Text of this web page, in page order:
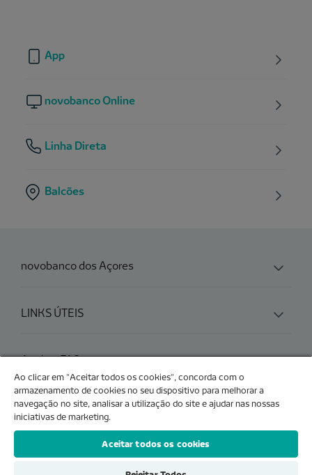
App
novobanco Online
Linha Direta
Balcões
novobanco dos Açores
LINKS ÚTEIS
Ajuda e FAQs
Produtos e Serviços
Ao clicar em "Aceitar todos os cookies", concorda com o
armazenamento de cookies no seu dispositivo para melhorar a
navegação no site, analisar a utilização do site e ajudar nas nossas
iniciativas de marketing.
Aceitar todos os cookies